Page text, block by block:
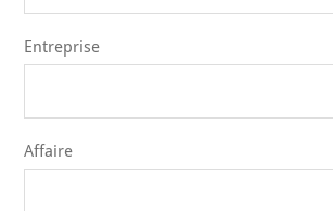
Entreprise
Affaire